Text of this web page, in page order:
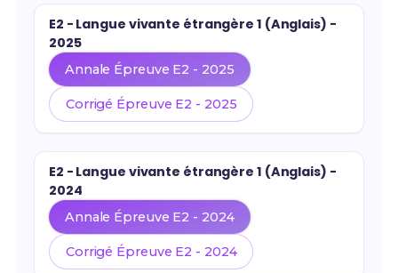
E2 - Langue vivante étrangère 1 (Anglais) -
2025
Annale Épreuve E2 - 2025
Corrigé Épreuve E2 - 2025
E2 - Langue vivante étrangère 1 (Anglais) -
2024
Annale Épreuve E2 - 2024
Corrigé Épreuve E2 - 2024